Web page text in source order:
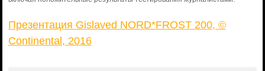
Презентация Gislaved NORD*FROST 200, ©
Continental, 2016